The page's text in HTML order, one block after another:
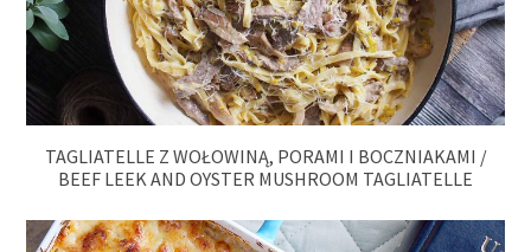
TAGLIATELLE Z WOŁOWINĄ, PORAMI I BOCZNIAKAMI /
BEEF LEEK AND OYSTER MUSHROOM TAGLIATELLE